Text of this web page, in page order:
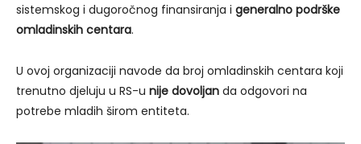
sistemskog i dugoročnog finansiranja i generalno podrške
omladinskih centara.
U ovoj organizaciji navode da broj omladinskih centara koji
trenutno djeluju u RS-u nije dovoljan da odgovori na
potrebe mladih širom entiteta.